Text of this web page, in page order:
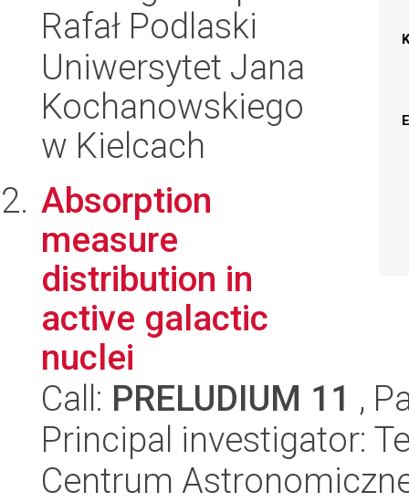
Rafał Podlaski
Uniwersytet Jana
Kochanowskiego
w Kielcach
Absorption
measure
distribution in
active galactic
nuclei
Call: PRELUDIUM 11 ,
Principal investigator:
Centrum